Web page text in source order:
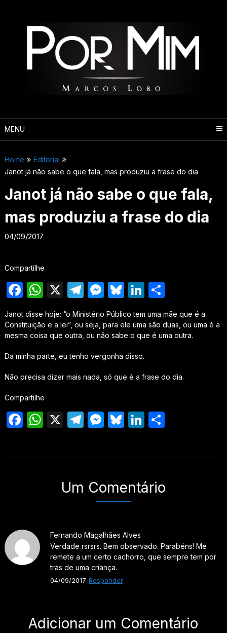
MENU
Home
Editorial
Janot já não sabe o que fala, mas produziu a frase do dia
Janot já não sabe o que fala,
mas produziu a frase do dia
04/09/2017
Compartilhe
Facebook
WhatsApp
X Telegram
Messenger
Bluesky
LinkedIn
Share
Janot disse hoje: “o Ministério Público tem uma mãe que é a
Constituição e a lei”, ou seja, para ele uma são duas, ou uma é a
mesma coisa que outra, ou não sabe o que é uma outra.
Da minha parte, eu tenho vergonha disso.
Não precisa dizer mais nada, só que é a frase do dia.
Compartilhe
Facebook
WhatsApp
X Telegram
Messenger
Bluesky
LinkedIn
Share
Um Comentário
Fernando Magalhães Alves
Verdade rsrsrs. Bem observado. Parabéns! Me
remete a um certo cachorro, que sempre tem por
trás de uma criança.
04/09/2017 Responder
Adicionar um Comentário